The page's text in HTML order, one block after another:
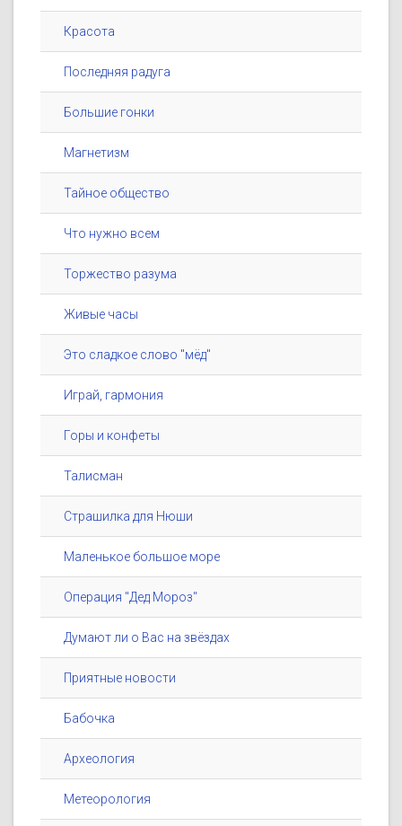
Красота
Последняя радуга
Большие гонки
Магнетизм
Тайное общество
Что нужно всем
Торжество разума
Живые часы
Это сладкое слово "мёд"
Играй, гармония
Горы и конфеты
Талисман
Страшилка для Нюши
Маленькое большое море
Операция "Дед Мороз"
Думают ли о Вас на звёздах
Приятные новости
Бабочка
Археология
Метеорология